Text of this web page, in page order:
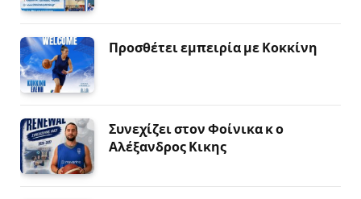
Προσθέτει εμπειρία με Κοκκίνη
Συνεχίζει στον Φοίνικα κ ο
Αλέξανδρος Κικης